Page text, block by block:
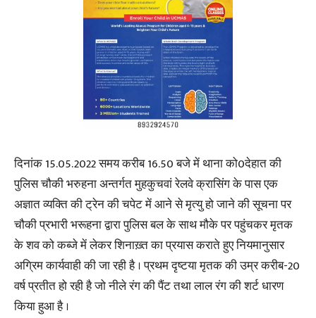
दिनांक 15.05.2022 समय करीब 16.50 बजे में थाना को0देहात की
पुलिस चौकी भरुहना अन्तर्गत मुहकुचवां रेलवे क्रासिंग के पास एक
अज्ञात व्यक्ति की ट्रेन की चपेट में आने से मृत्यु हो जाने की सूचना पर
चौकी प्रभारी भरूहना द्वारा पुलिस बल के साथ मौके पर पहुंचकर मृतक
के शव को कब्जे में लेकर शिनाख़्त का प्रयास कराते हुए नियमानुसार
अग्रिम कार्यवाही की जा रही है । प्रथम दृष्टया मृतक की उम्र करीब-20
वर्ष प्रतीत हो रही है जो नीले रंग की पैंट तथा लाल रंग की शर्ट धारण
किया हुआ है ।